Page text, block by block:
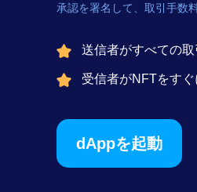
承認を署名して、取引手数
送信者がすべての
受信者がNFTをす
dAppを起動